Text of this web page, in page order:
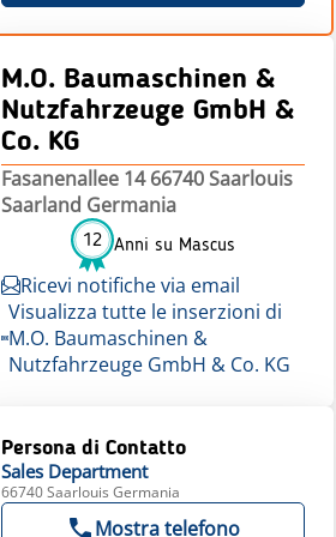
M.O. Baumaschinen &
Nutzfahrzeuge GmbH &
Co. KG
Fasanenallee 14 66740 Saarlouis
Saarland Germania
12 Anni su Mascus
Ricevi notifiche via email
Visualizza tutte le inserzioni di
M.O. Baumaschinen &
Nutzfahrzeuge GmbH & Co. KG
Persona di Contatto
Sales Department
66740 Saarlouis Germania
Mostra telefono